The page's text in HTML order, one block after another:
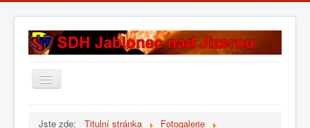
Přepnout
navigaci
Jste zde: Titulní stránka
Fotogalerie